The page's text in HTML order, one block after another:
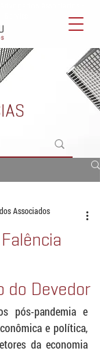
Associados -
do Devedor
Associados
pós-pandemia e
e política,
da economia